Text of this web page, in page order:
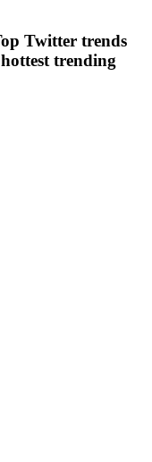
Twitter trends
trending